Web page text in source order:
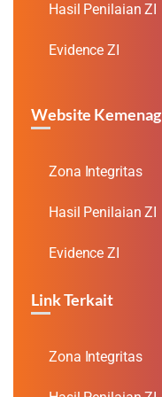
Hasil Penilaian ZI
Evidence ZI
Website Kemenag
Zona Integritas
Hasil Penilaian ZI
Evidence ZI
Link Terkait
Zona Integritas